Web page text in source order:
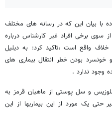
با بیان این که در رسانه های مختلف
سوی برخی افراد غیر کارشناس درباره
خلاف واقع است ،تاکید کرد: به دیلیل
بودن خطر انتقال بیماری های
وجود ندارد .
و سل پوستی از ماهیان قرمز به
یک مورد از این بیماریها از این